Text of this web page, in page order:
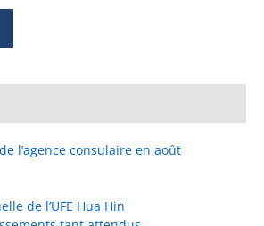
l’agence consulaire en août
de l’UFE Hua Hin